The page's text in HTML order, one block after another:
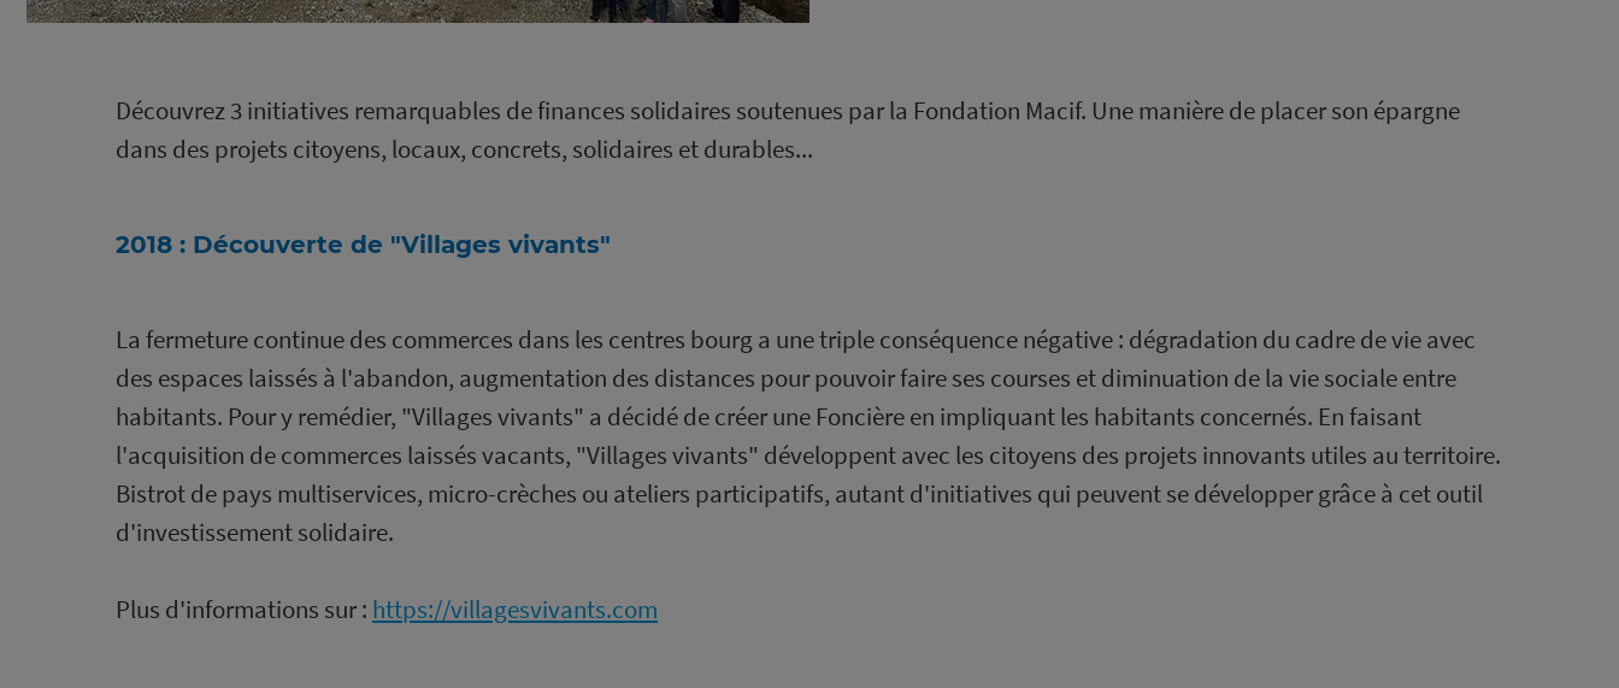
Découvrez 3 initiatives remarquables de finances solidaires soutenues par la Fondation Macif. Une manière de placer son épargne
dans des projets citoyens, locaux, concrets, solidaires et durables...
2018 : Découverte de "Villages vivants"
La fermeture continue des commerces dans les centres bourg a une triple conséquence négative : dégradation du cadre de vie avec
des espaces laissés à l'abandon, augmentation des distances pour pouvoir faire ses courses et diminuation de la vie sociale entre
habitants. Pour y remédier, "Villages vivants" a décidé de créer une Foncière en impliquant les habitants concernés. En faisant
l'acquisition de commerces laissés vacants, "Villages vivants" développent avec les citoyens des projets innovants utiles au territoire.
Bistrot de pays multiservices, micro-crèches ou ateliers participatifs, autant d'initiatives qui peuvent se développer grâce à cet outil
d'investissement solidaire.
Plus d'informations sur : https://villagesvivants.com